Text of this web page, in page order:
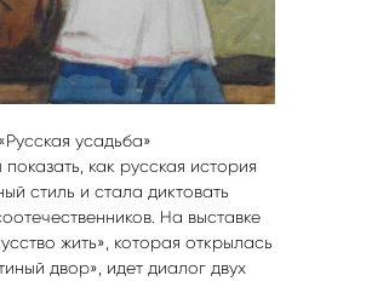
усадьба»
как русская история
стиль и стала диктовать
На выставке
жить», которая открылась
двор», идет диалог двух